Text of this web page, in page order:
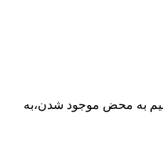
به محض موجود شدن،به